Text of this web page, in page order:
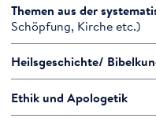
Themen aus der
Schöpfung, Kirche etc.)
Heilsgeschichte/
Ethik und Apologetik